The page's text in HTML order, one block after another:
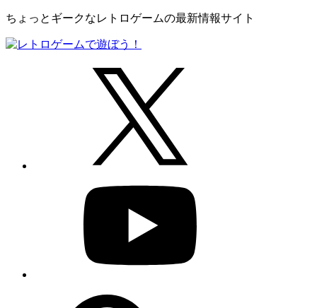
ちょっとギークなレトロゲームの最新情報サイト